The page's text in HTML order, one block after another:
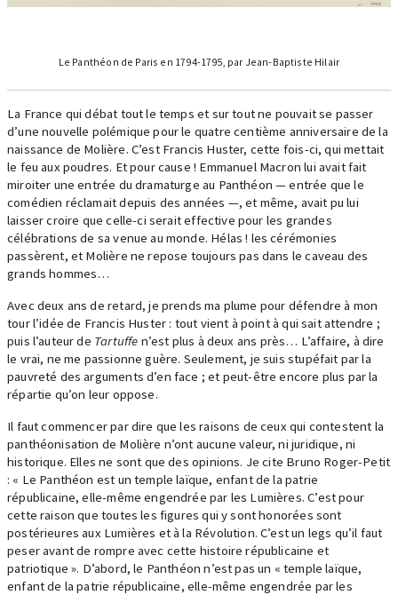
Le Panthéon de Paris en 1794-1795, par Jean-Baptiste Hilair
La France qui débat tout le temps et sur tout ne pouvait se passer
d’une nouvelle polémique pour le quatre centième anniversaire de la
naissance de Molière. C’est Francis Huster, cette fois-ci, qui mettait
le feu aux poudres. Et pour cause ! Emmanuel Macron lui avait fait
miroiter une entrée du dramaturge au Panthéon — entrée que le
comédien réclamait depuis des années —, et même, avait pu lui
laisser croire que celle-ci serait effective pour les grandes
célébrations de sa venue au monde. Hélas ! les cérémonies
passèrent, et Molière ne repose toujours pas dans le caveau des
grands hommes…
Avec deux ans de retard, je prends ma plume pour défendre à mon
tour l’idée de Francis Huster : tout vient à point à qui sait attendre ;
puis l’auteur de Tartuffe n’est plus à deux ans près… L’affaire, à dire
le vrai, ne me passionne guère. Seulement, je suis stupéfait par la
pauvreté des arguments d’en face ; et peut-être encore plus par la
répartie qu’on leur oppose.
Il faut commencer par dire que les raisons de ceux qui contestent la
panthéonisation de Molière n’ont aucune valeur, ni juridique, ni
historique. Elles ne sont que des opinions. Je cite Bruno Roger-Petit
: « Le Panthéon est un temple laïque, enfant de la patrie
républicaine, elle-même engendrée par les Lumières. C’est pour
cette raison que toutes les figures qui y sont honorées sont
postérieures aux Lumières et à la Révolution. C’est un legs qu’il faut
peser avant de rompre avec cette histoire républicaine et
patriotique ». D’abord, le Panthéon n’est pas un « temple laïque,
enfant de la patrie républicaine, elle-même engendrée par les